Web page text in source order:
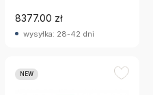
8377.00 zł
wysyłka: 28-42 dni
NEW